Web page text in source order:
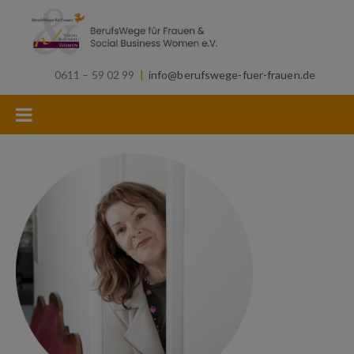
0611 – 59 02 99 | info@berufswege-fuer-frauen.de